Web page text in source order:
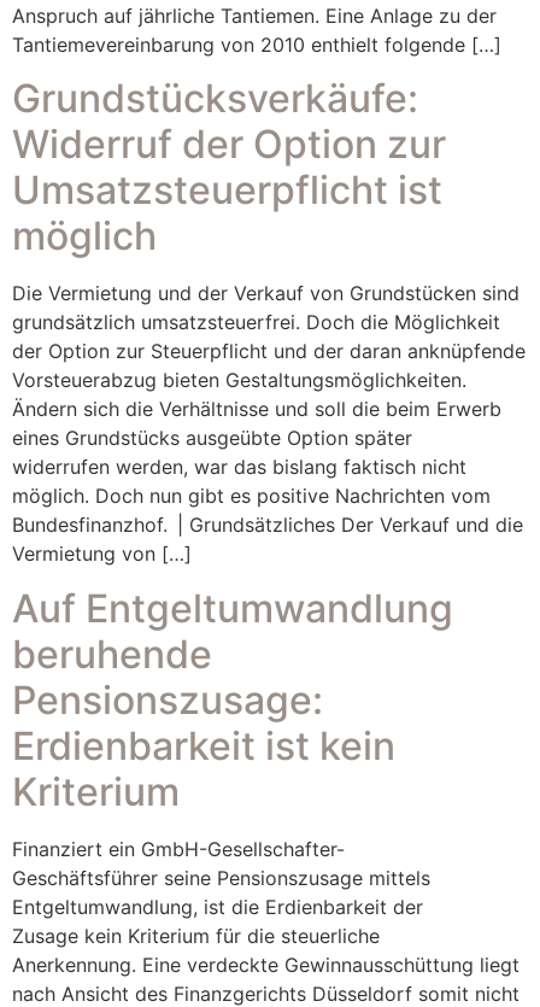
Anspruch auf jährliche Tantiemen. Eine Anlage zu der
Tantiemevereinbarung von 2010 enthielt folgende […]
Grundstücksverkäufe:
Widerruf der Option zur
Umsatzsteuerpflicht ist
möglich
Die Vermietung und der Verkauf von Grundstücken sind
grundsätzlich umsatzsteuerfrei. Doch die Möglichkeit
der Option zur Steuerpflicht und der daran anknüpfende
Vorsteuerabzug bieten Gestaltungsmöglichkeiten.
Ändern sich die Verhältnisse und soll die beim Erwerb
eines Grundstücks ausgeübte Option später
widerrufen werden, war das bislang faktisch nicht
möglich. Doch nun gibt es positive Nachrichten vom
Bundesfinanzhof. | Grundsätzliches Der Verkauf und die
Vermietung von […]
Auf Entgeltumwandlung
beruhende
Pensionszusage:
Erdienbarkeit ist kein
Kriterium
Finanziert ein GmbH-Gesellschafter-
Geschäftsführer seine Pensionszusage mittels
Entgeltumwandlung, ist die Erdienbarkeit der
Zusage kein Kriterium für die steuerliche
Anerkennung. Eine verdeckte Gewinnausschüttung liegt
nach Ansicht des Finanzgerichts Düsseldorf somit nicht